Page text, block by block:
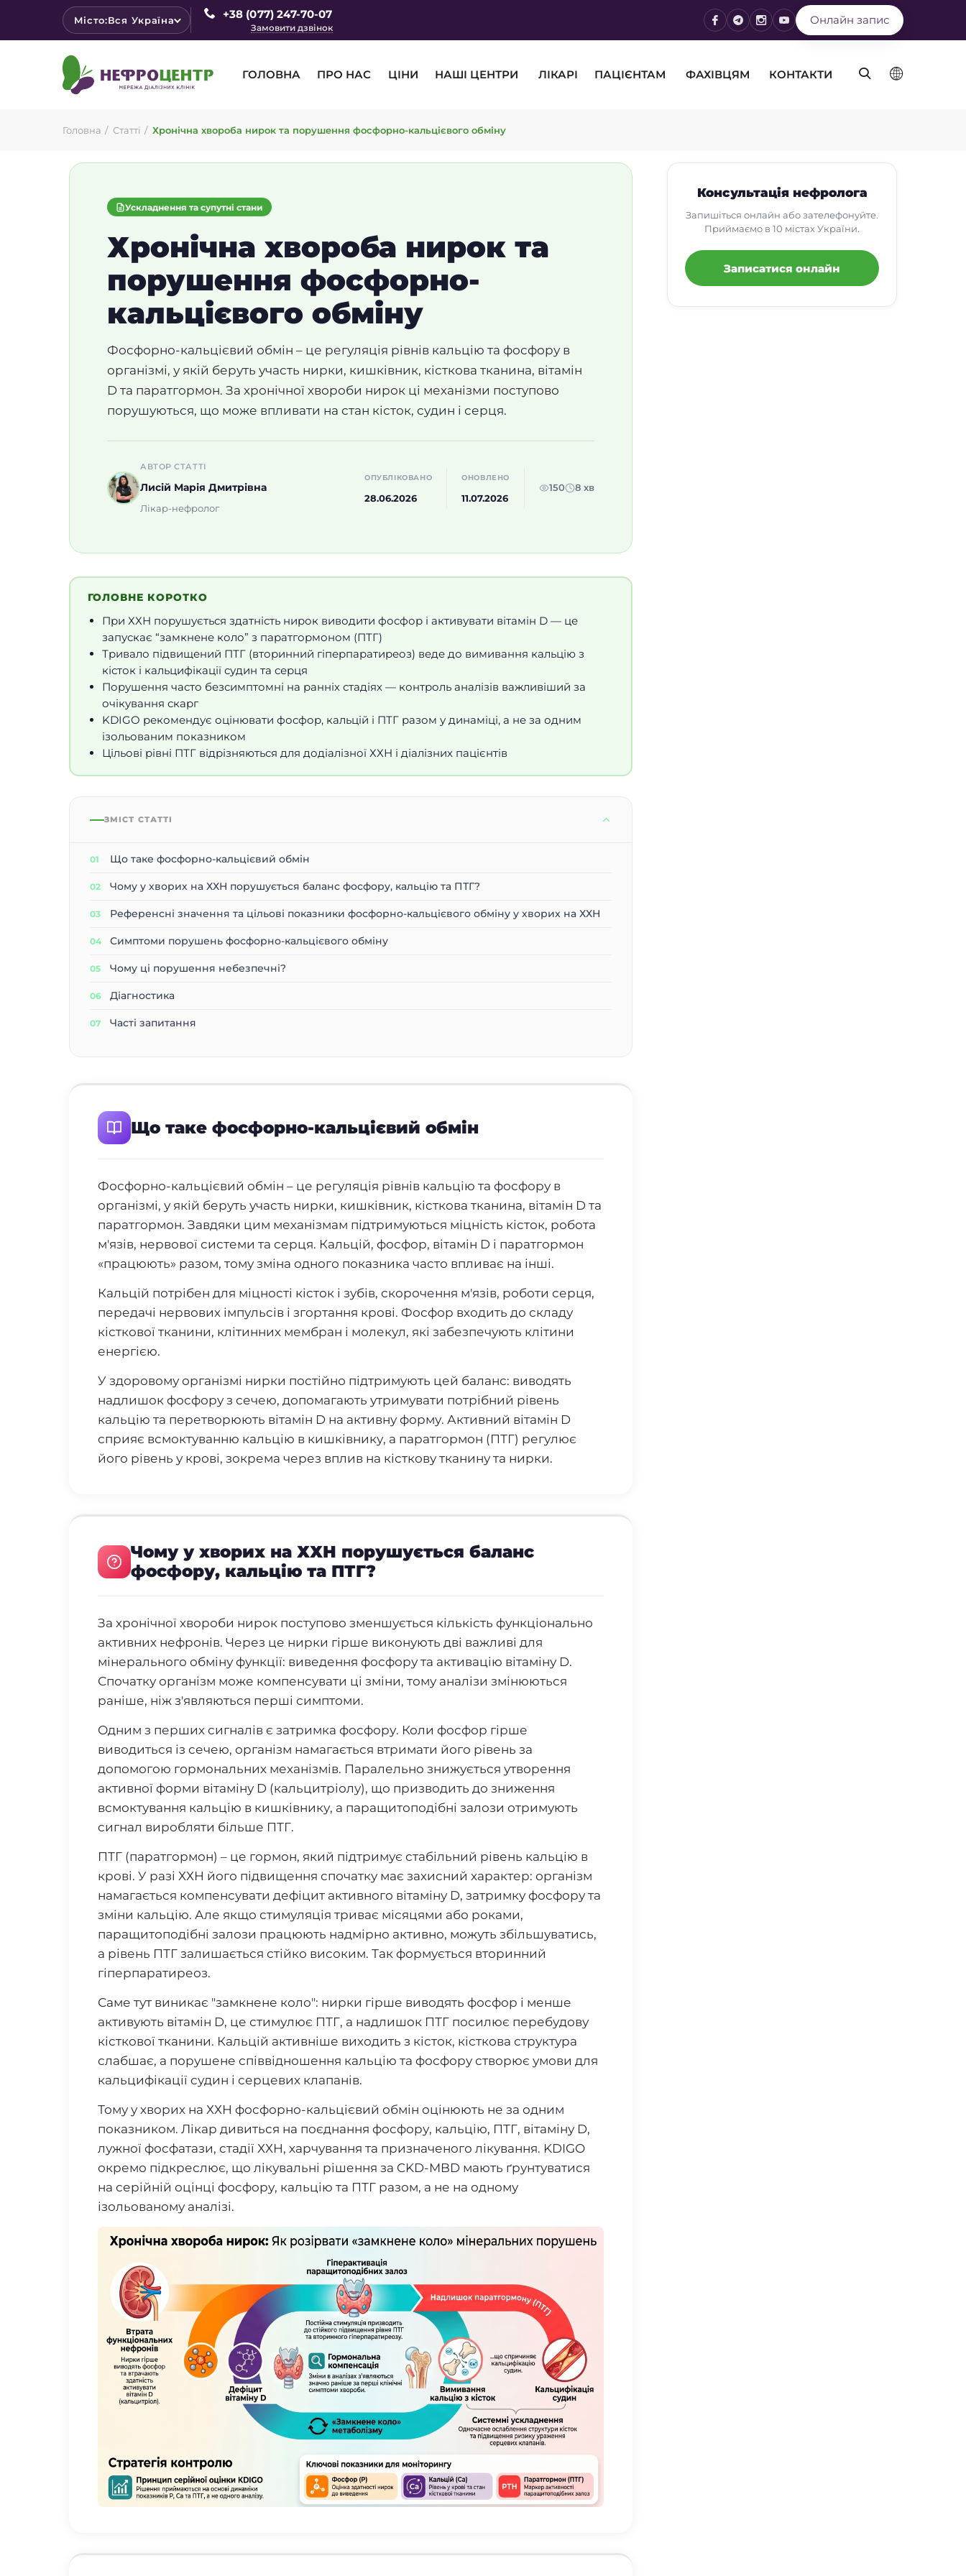
Місто:Вся Україна +38 (077) 247-70-07
Замовити дзвінок
Онлайн запис
ГОЛОВНА ПРО НАС ЦІНИ НАШІ ЦЕНТРИ ЛІКАРІ ПАЦІЄНТАМ ФАХІВЦЯМ КОНТАКТИ
Головна Статті Хронічна хвороба нирок та порушення фосфорно-кальцієвого обміну
Ускладнення та супутні стани
Хронічна хвороба нирок та
порушення фосфорно-
кальцієвого обміну
Фосфорно-кальцієвий обмін – це регуляція рівнів кальцію та фосфору в
організмі, у якій беруть участь нирки, кишківник, кісткова тканина, вітамін
D та паратгормон. За хронічної хвороби нирок ці механізми поступово
порушуються, що може впливати на стан кісток, судин і серця.
АВТОР СТАТТІ
Лисій Марія Дмитрівна
Лікар-нефролог
ОПУБЛІКОВАНО
28.06.2026
ОНОВЛЕНО
11.07.2026
150 8 хв
ГОЛОВНЕ КОРОТКО
При ХХН порушується здатність нирок виводити фосфор і активувати вітамін D — це
запускає “замкнене коло” з паратгормоном (ПТГ)
Тривало підвищений ПТГ (вторинний гіперпаратиреоз) веде до вимивання кальцію з
кісток і кальцифікації судин та серця
Порушення часто безсимптомні на ранніх стадіях — контроль аналізів важливіший за
очікування скарг
KDIGO рекомендує оцінювати фосфор, кальцій і ПТГ разом у динаміці, а не за одним
ізольованим показником
Цільові рівні ПТГ відрізняються для додіалізної ХХН і діалізних пацієнтів
ЗМІСТ СТАТТІ
Що таке фосфорно-кальцієвий обмін
Чому у хворих на ХХН порушується баланс фосфору, кальцію та ПТГ?
Референсні значення та цільові показники фосфорно-кальцієвого обміну у хворих на ХХН
Симптоми порушень фосфорно-кальцієвого обміну
Чому ці порушення небезпечні?
Діагностика
Часті запитання
Що таке фосфорно-кальцієвий обмін
Фосфорно-кальцієвий обмін – це регуляція рівнів кальцію та фосфору в
організмі, у якій беруть участь нирки, кишківник, кісткова тканина, вітамін D та
паратгормон. Завдяки цим механізмам підтримуються міцність кісток, робота
м'язів, нервової системи та серця. Кальцій, фосфор, вітамін D і паратгормон
«працюють» разом, тому зміна одного показника часто впливає на інші.
Кальцій потрібен для міцності кісток і зубів, скорочення м'язів, роботи серця,
передачі нервових імпульсів і згортання крові. Фосфор входить до складу
кісткової тканини, клітинних мембран і молекул, які забезпечують клітини
енергією.
У здоровому організмі нирки постійно підтримують цей баланс: виводять
надлишок фосфору з сечею, допомагають утримувати потрібний рівень
кальцію та перетворюють вітамін D на активну форму. Активний вітамін D
сприяє всмоктуванню кальцію в кишківнику, а паратгормон (ПТГ) регулює
його рівень у крові, зокрема через вплив на кісткову тканину та нирки.
Чому у хворих на ХХН порушується баланс
фосфору, кальцію та ПТГ?
За хронічної хвороби нирок поступово зменшується кількість функціонально
активних нефронів. Через це нирки гірше виконують дві важливі для
мінерального обміну функції: виведення фосфору та активацію вітаміну D.
Спочатку організм може компенсувати ці зміни, тому аналізи змінюються
раніше, ніж з'являються перші симптоми.
Одним з перших сигналів є затримка фосфору. Коли фосфор гірше
виводиться із сечею, організм намагається втримати його рівень за
допомогою гормональних механізмів. Паралельно знижується утворення
активної форми вітаміну D (кальцитріолу), що призводить до зниження
всмоктування кальцію в кишківнику, а паращитоподібні залози отримують
сигнал виробляти більше ПТГ.
ПТГ (паратгормон) – це гормон, який підтримує стабільний рівень кальцію в
крові. У разі ХХН його підвищення спочатку має захисний характер: організм
намагається компенсувати дефіцит активного вітаміну D, затримку фосфору та
зміни кальцію. Але якщо стимуляція триває місяцями або роками,
паращитоподібні залози працюють надмірно активно, можуть збільшуватись,
а рівень ПТГ залишається стійко високим. Так формується вторинний
гіперпаратиреоз.
Саме тут виникає "замкнене коло": нирки гірше виводять фосфор і менше
активують вітамін D, це стимулює ПТГ, а надлишок ПТГ посилює перебудову
кісткової тканини. Кальцій активніше виходить з кісток, кісткова структура
слабшає, а порушене співвідношення кальцію та фосфору створює умови для
кальцифікації судин і серцевих клапанів.
Тому у хворих на ХХН фосфорно-кальцієвий обмін оцінюють не за одним
показником. Лікар дивиться на поєднання фосфору, кальцію, ПТГ, вітаміну D,
лужної фосфатази, стадії ХХН, харчування та призначеного лікування. KDIGO
окремо підкреслює, що лікувальні рішення за CKD-MBD мають ґрунтуватися
на серійній оцінці фосфору, кальцію та ПТГ разом, а не на одному
ізольованому аналізі.
Консультація нефролога
Запишіться онлайн або зателефонуйте.
Приймаємо в 10 містах України.
Записатися онлайн